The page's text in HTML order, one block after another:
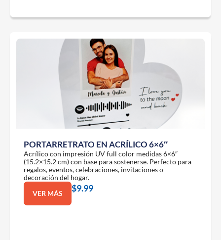
PORTARRETRATO EN ACRÍLICO 6×6″
Acrílico con impresión UV full color medidas 6×6″
(15.2×15.2 cm) con base para sostenerse. Perfecto para
regalos, eventos, celebraciones, invitaciones o
decoración del hogar.
VER MÁS
$9.99